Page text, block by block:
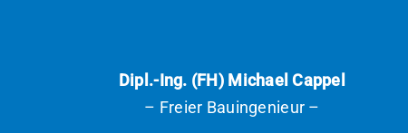
Dipl.-Ing. (FH) Michael Cappel
– Freier Bauingenieur –